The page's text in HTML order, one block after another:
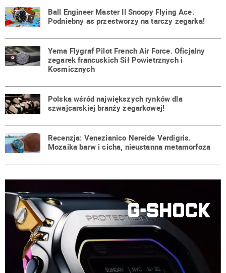
Ball Engineer Master II Snoopy Flying Ace.
Podniebny as przestworzy na tarczy zegarka!
Yema Flygraf Pilot French Air Force. Oficjalny
zegarek francuskich Sił Powietrznych i
Kosmicznych
Polska wśród największych rynków dla
szwajcarskiej branży zegarkowej!
Recenzja: Venezianico Nereide Verdigris.
Mozaika barw i cicha, nieustanna metamorfoza